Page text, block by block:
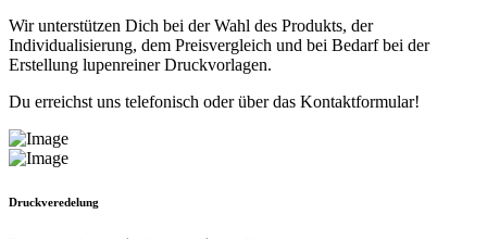
Wir unterstützen Dich bei der Wahl des Produkts, der
Individualisierung, dem Preisvergleich und bei Bedarf bei der
Erstellung lupenreiner Druckvorlagen.
Du erreichst uns telefonisch oder über das Kontaktformular!
Druckveredelung